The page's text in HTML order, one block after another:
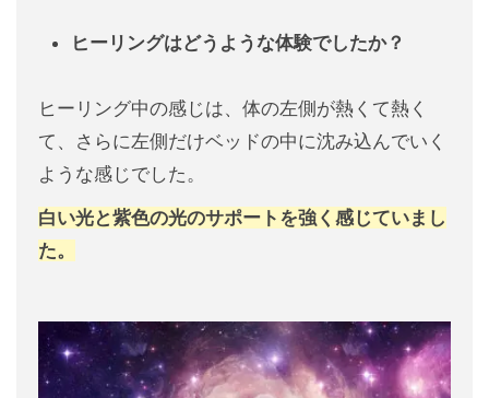
ヒーリングはどうような体験でしたか？
ヒーリング中の感じは、体の左側が熱くて熱く
て、さらに左側だけベッドの中に沈み込んでいく
ような感じでした。
白い光と紫色の光のサポートを強く感じていまし
た。